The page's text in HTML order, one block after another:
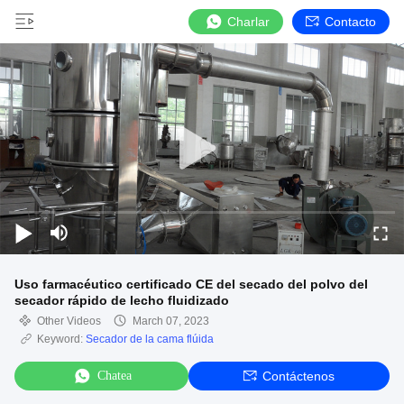
Charlar Contacto
Uso farmacéutico certificado CE del secado del polvo del
secador rápido de lecho fluidizado
Other Videos
March 07, 2023
Keyword: Secador de la cama flúida
Chatea Contáctenos